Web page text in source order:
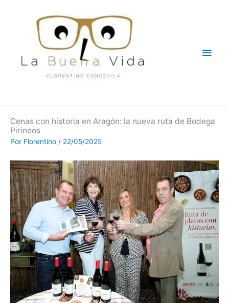
Cenas con historia en Aragón: la nueva ruta de Bodega
Pirineos
Por Florentino / 22/05/2025